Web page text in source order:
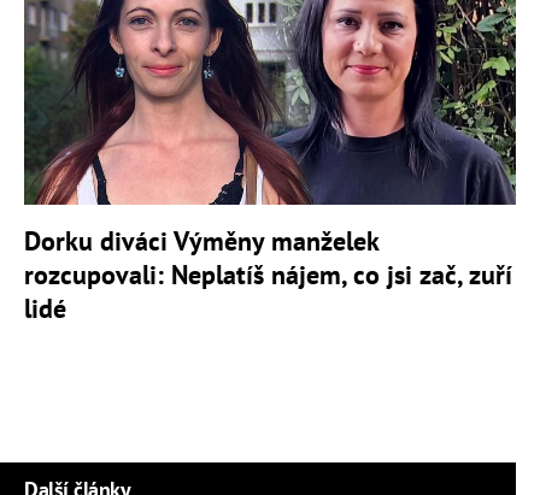
Dorku diváci Výměny manželek
rozcupovali: Neplatíš nájem, co jsi zač, zuří
lidé